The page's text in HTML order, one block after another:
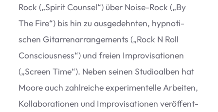
Rock („Spi­rit Coun­sel“) über Noise-Rock („By
The Fire“) bis hin zu aus­ge­dehn­ten, hyp­no­ti­
schen Gitar­ren­ar­ran­ge­ments („Rock N Roll
Con­scious­ness“) und freien Impro­vi­sa­tio­nen
(„Screen Time“). Neben sei­nen Stu­dio­al­ben hat
Moore auch zahl­rei­che expe­ri­men­telle Arbei­ten,
Kol­la­bo­ra­tio­nen und Impro­vi­sa­tio­nen ver­öf­fent­